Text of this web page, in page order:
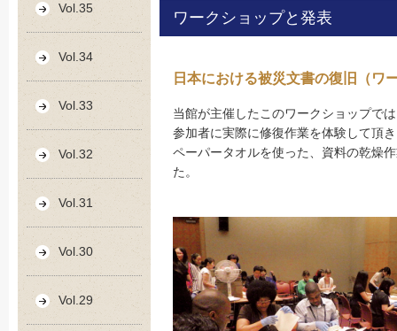
Vol.35
Vol.34
Vol.33
Vol.32
Vol.31
Vol.30
Vol.29
ワークショップと発表
日本における被災文書の復旧（ワ
当館が主催したこのワークショップで
参加者に実際に修復作業を体験して頂
ペーパータオルを使った、資料の乾燥
た。